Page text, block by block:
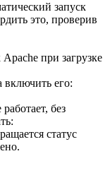
запуск
это, проверив
при загрузке
включить его:
без
статус